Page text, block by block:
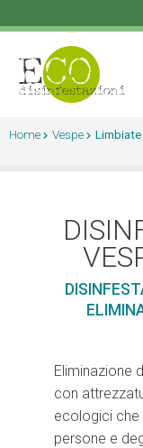
Home Vespe Limbiate
Eliminazione
con
ecologici che
persone e